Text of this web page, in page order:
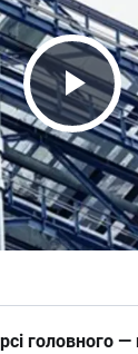
Play
головного